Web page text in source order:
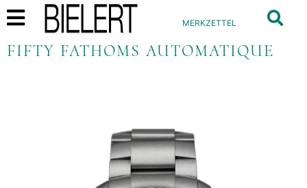
MERKZETTEL
FIFTY FATHOMS AUTOMATIQUE